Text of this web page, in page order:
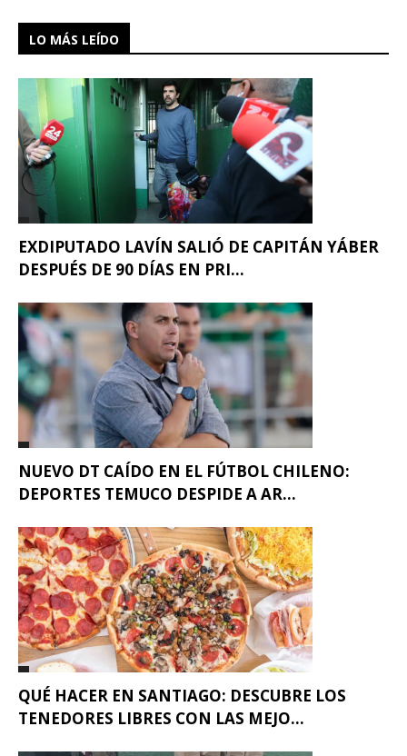
LO MÁS LEÍDO
EXDIPUTADO LAVÍN SALIÓ DE CAPITÁN YÁBER
DESPUÉS DE 90 DÍAS EN PRI...
NUEVO DT CAÍDO EN EL FÚTBOL CHILENO:
DEPORTES TEMUCO DESPIDE A AR...
QUÉ HACER EN SANTIAGO: DESCUBRE LOS
TENEDORES LIBRES CON LAS MEJO...